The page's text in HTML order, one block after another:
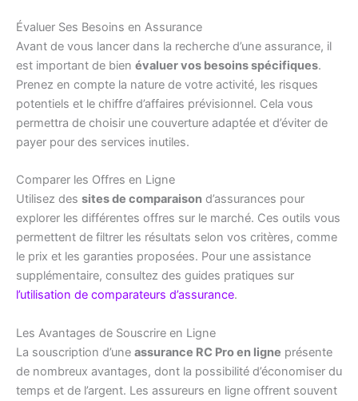
Évaluer Ses Besoins en Assurance
Avant de vous lancer dans la recherche d’une assurance, il
est important de bien évaluer vos besoins spécifiques.
Prenez en compte la nature de votre activité, les risques
potentiels et le chiffre d’affaires prévisionnel. Cela vous
permettra de choisir une couverture adaptée et d’éviter de
payer pour des services inutiles.
Comparer les Offres en Ligne
Utilisez des sites de comparaison d’assurances pour
explorer les différentes offres sur le marché. Ces outils vous
permettent de filtrer les résultats selon vos critères, comme
le prix et les garanties proposées. Pour une assistance
supplémentaire, consultez des guides pratiques sur
l’utilisation de comparateurs d’assurance.
Les Avantages de Souscrire en Ligne
La souscription d’une assurance RC Pro en ligne présente
de nombreux avantages, dont la possibilité d’économiser du
temps et de l’argent. Les assureurs en ligne offrent souvent